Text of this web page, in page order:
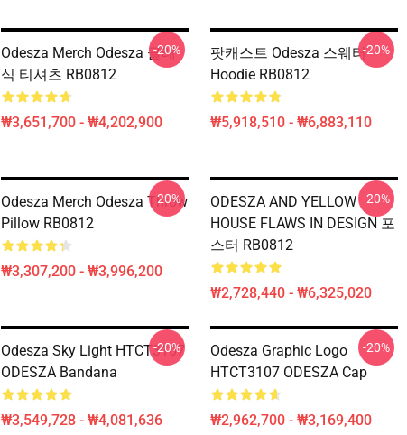
Odesza Merch Odesza 클래
식 티셔츠 RB0812
₩3,651,700 - ₩4,202,900
-20%
팟캐스트 Odesza 스웨터
Hoodie RB0812
₩5,918,510 - ₩6,883,110
-20%
Odesza Merch Odesza Throw
Pillow RB0812
₩3,307,200 - ₩3,996,200
-20%
ODESZA AND YELLOW
HOUSE FLAWS IN DESIGN 포
스터 RB0812
₩2,728,440 - ₩6,325,020
-20%
Odesza Sky Light HTCT3107
ODESZA Bandana
₩3,549,728 - ₩4,081,636
-20%
Odesza Graphic Logo
HTCT3107 ODESZA Cap
₩2,962,700 - ₩3,169,400
-20%